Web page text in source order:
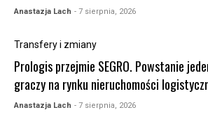
Anastazja Lach - 7 sierpnia, 2026
Transfery i zmiany
Prologis przejmie SEGRO. Powstanie
graczy na rynku nieruchomości
Anastazja Lach - 7 sierpnia, 2026